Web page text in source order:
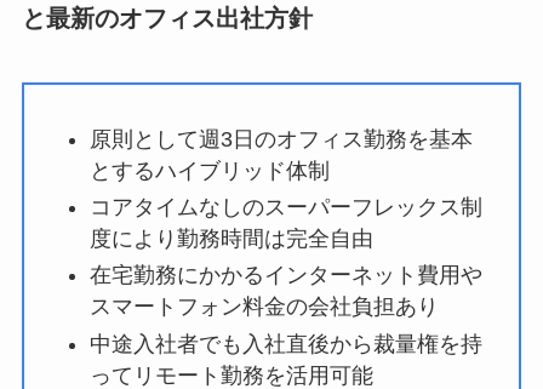
と最新のオフィス出社方針
原則として週3日のオフィス勤務を基本
とするハイブリッド体制
コアタイムなしのスーパーフレックス制
度により勤務時間は完全自由
在宅勤務にかかるインターネット費用や
スマートフォン料金の会社負担あり
中途入社者でも入社直後から裁量権を持
ってリモート勤務を活用可能